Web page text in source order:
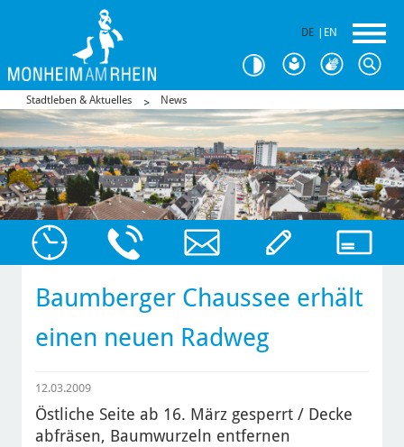
DE EN
Stadtleben & Aktuelles News
Baumberger Chaussee erhält
einen neuen Radweg
12.03.2009
Östliche Seite ab 16. März gesperrt / Decke
abfräsen, Baumwurzeln entfernen